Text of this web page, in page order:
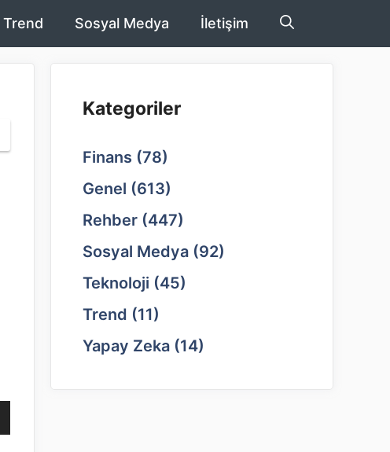
Trend Sosyal Medya İletişim
Kategoriler
Finans (78)
Genel (613)
Rehber (447)
Sosyal Medya (92)
Teknoloji (45)
Trend (11)
Yapay Zeka (14)